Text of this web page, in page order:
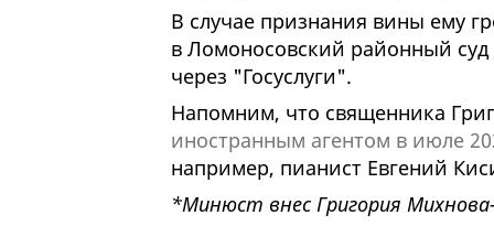
В случае признания вины ему
в Ломоносовский районный
через "Госуслуги".
Напомним, что священника
иностранным агентом в июле
например, пианист Евгений
*Минюст внес Григория